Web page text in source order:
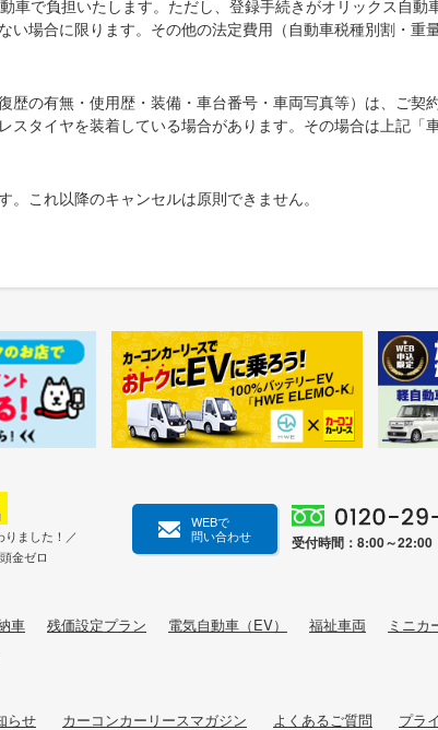
車で負担いたします。ただし、登録手続きがオリックス自
い場合に限ります。その他の法定費用（自動車税種別割・
歴の有無・使用歴・装備・車台番号・車両写真等）は、ご
スタイヤを装着している場合があります。その場合は上記
これ以降のキャンセルは原則できません。
ました！／
金ゼロ
WEBで
問い合わせ
受付時間：8:00～22:00
車 残価設定プラン 電気自動車（EV） 福祉車両 ミニカ
らせ カーコンカーリースマガジン よくあるご質問 プラ